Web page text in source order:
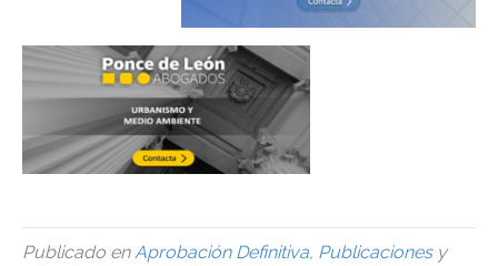
Publicado enAprobación Definitiva, Publicacionesy